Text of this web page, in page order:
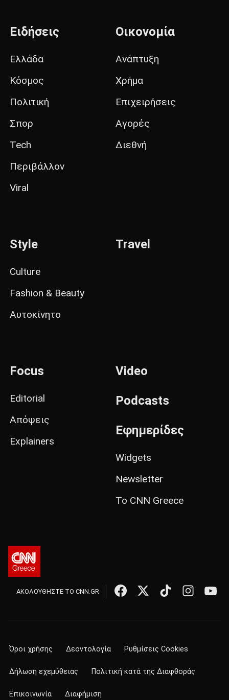
Ειδήσεις
Ελλάδα
Κόσμος
Πολιτική
Σπορ
Tech
Περιβάλλον
Viral
Οικονομία
Ανάπτυξη
Χρήμα
Επιχειρήσεις
Αγορές
Διεθνή
Style
Culture
Fashion & Beauty
Αυτοκίνητο
Travel
Focus
Editorial
Απόψεις
Explainers
Video
Podcasts
Εφημερίδες
Widgets
Newsletter
Το CNN Greece
ΑΚΟΛΟΥΘΗΣΤΕ ΤΟ CNN.GR
Όροι χρήσης Δεοντολογία Ρυθμίσεις Cookies
Δήλωση εχεμύθειας Πολιτική κατά της Διαφθοράς
Επικοινωνία Διαφήμιση